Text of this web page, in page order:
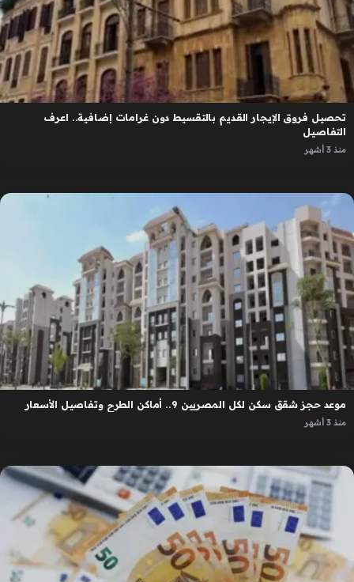
تحصيل فروق الإيجار القديم بالتقسيط دون غرامات إضافية.. اعرف
التفاصيل
منذ 3 أشهر
موعد حجز شقق سكن لكل المصريين 9.. أماكن الطرح وتفاصيل الأسعار
منذ 3 أشهر